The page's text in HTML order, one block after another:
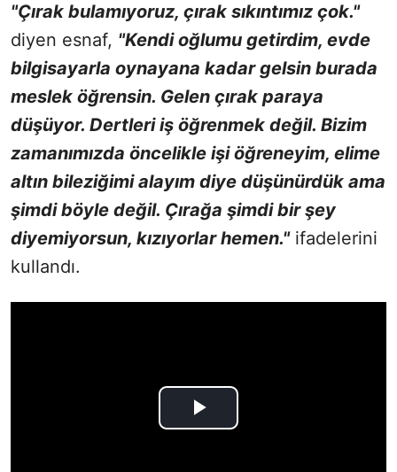
"Çırak bulamıyoruz, çırak sıkıntımız çok."
diyen esnaf, "Kendi oğlumu getirdim, evde
bilgisayarla oynayana kadar gelsin burada
meslek öğrensin. Gelen çırak paraya
düşüyor. Dertleri iş öğrenmek değil. Bizim
zamanımızda öncelikle işi öğreneyim, elime
altın bileziğimi alayım diye düşünürdük ama
şimdi böyle değil. Çırağa şimdi bir şey
diyemiyorsun, kızıyorlar hemen."ifadelerini
kullandı.